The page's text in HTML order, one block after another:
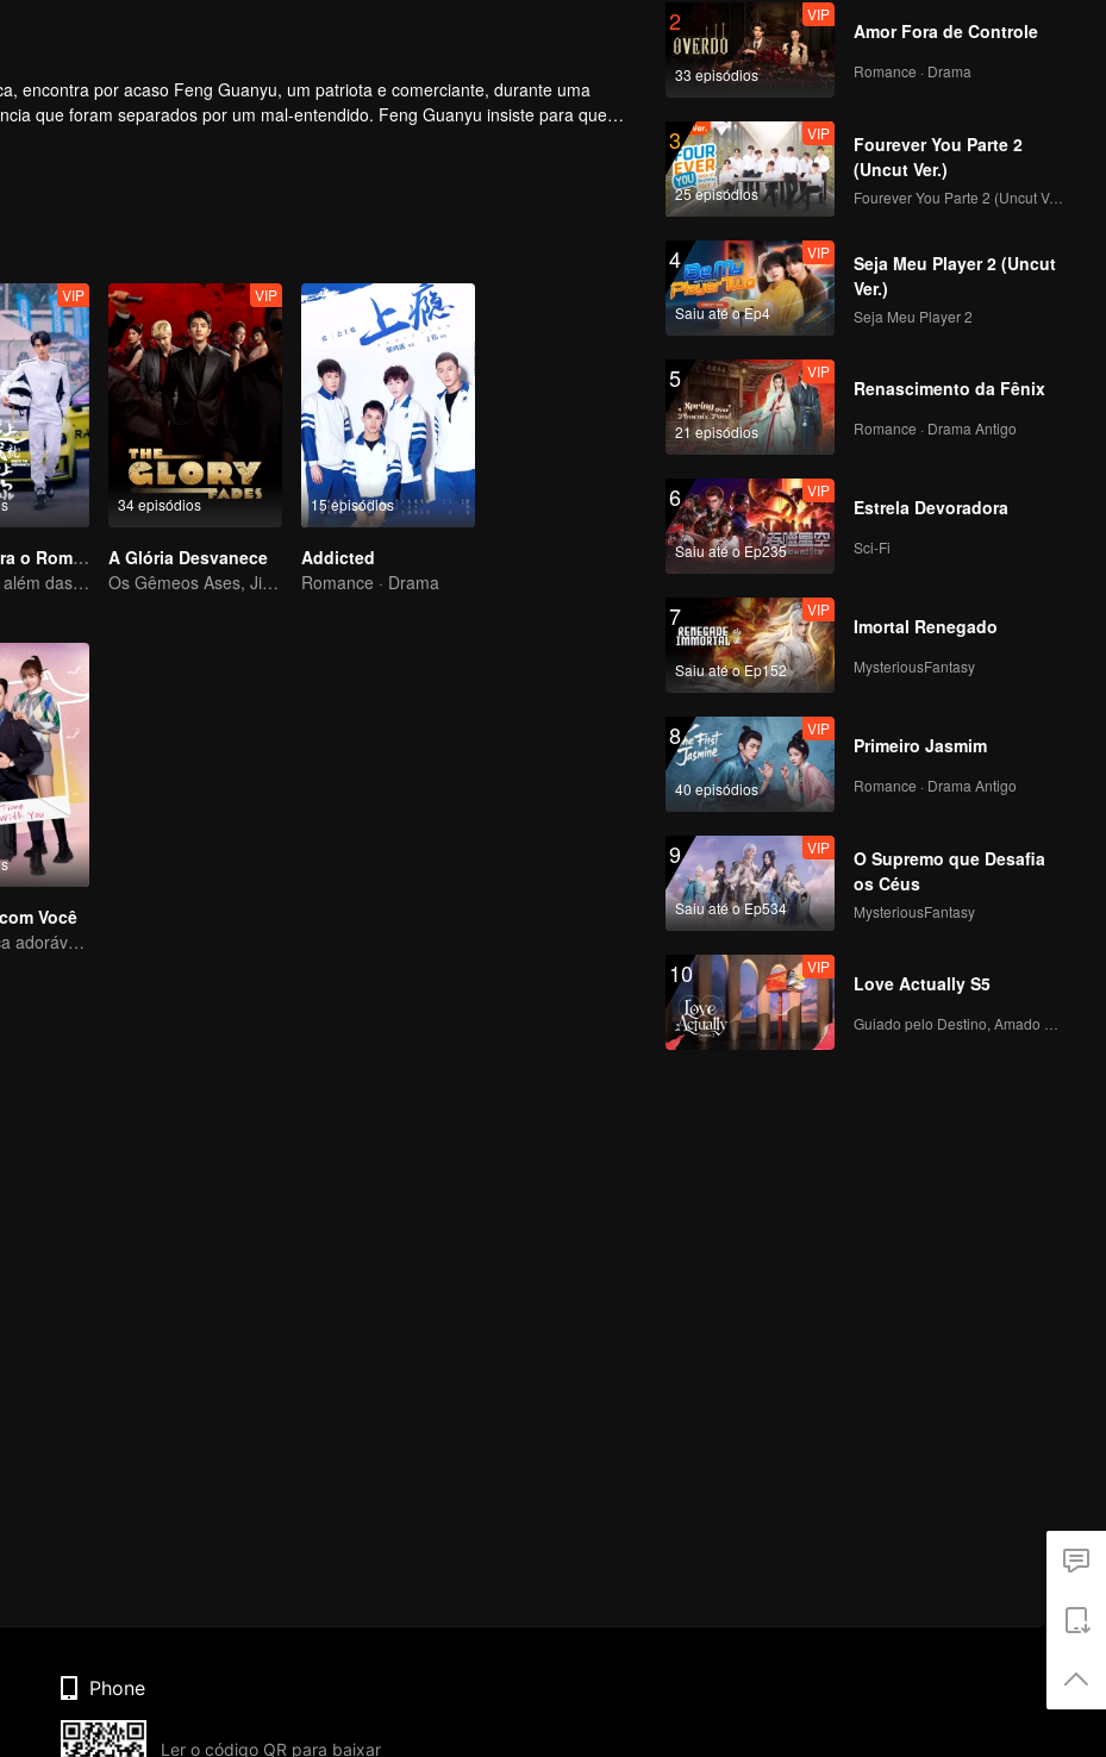
encontra por acaso Feng Guanyu, um patriota e comerciante, durante uma
que foram separados por um mal-entendido. Feng Guanyu insiste para que
desentendimentos, ao enfrentarem juntos dificuldades e perigos repetidos,
VIP
Corrida para o Romance
O amor vai além das fronteiras, a Glory United como parceira
34 episódios
VIP
A Glória Desvanece
Os Gêmeos Ases, Jin Han e Zhou Junwei, Conquistam o Reino
15 episódios
Addicted
Romance · Drama
Você
Uma criança adorável ajuda pais falsos a transformarem em realidade
2
33 episódios
VIP
Amor Fora de Controle
Romance · Drama
3
25 episódios
VIP
Fourever You Parte 2
(Uncut Ver.)
Fourever You Parte 2 (Uncut Ver.)
4
Saiu até o Ep4
VIP
Seja Meu Player 2 (Uncut
Ver.)
Seja Meu Player 2
5
21 episódios
VIP
Renascimento da Fênix
Romance · Drama Antigo
6
Saiu até o Ep235
VIP
Estrela Devoradora
Sci-Fi
7
Saiu até o Ep152
VIP
Imortal Renegado
MysteriousFantasy
8
40 episódios
VIP
Primeiro Jasmim
Romance · Drama Antigo
9
Saiu até o Ep534
VIP
O Supremo que Desafia
os Céus
MysteriousFantasy
10 VIP
Love Actually S5
Phone
Ler o código QR para baixar